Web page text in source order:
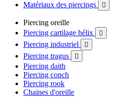
Matériaux des piercings 
Piercing oreille
Piercing cartilage hélix

Piercing industriel 
Piercing tragus 
Piercing daith
Piercing conch
Piercing rook
Chaines d'oreille